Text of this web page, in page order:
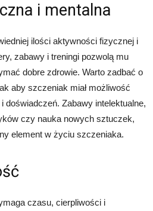
i mentalna
ilości aktywności fizycznej i
zabawy i treningi pozwolą mu
dobre zdrowie. Warto zadbać o
aby szczeniak miał możliwość
doświadczeń. Zabawy intelektualne,
czy nauka nowych sztuczek,
element w życiu szczeniaka.
czasu, cierpliwości i